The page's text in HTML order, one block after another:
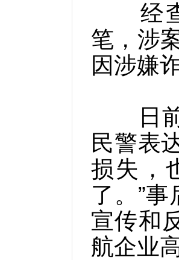
经查
笔，涉
因涉嫌
日前
民警表
损失，
了。”
宣传和
航企业